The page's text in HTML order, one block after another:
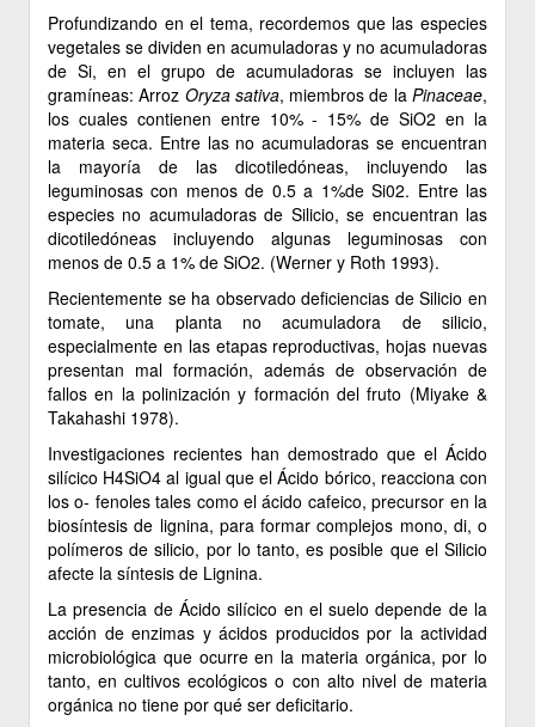
Profundizando en el tema, recordemos que las especies
vegetales se dividen en acumuladoras y no acumuladoras
de Si, en el grupo de acumuladoras se incluyen las
gramíneas: Arroz Oryza sativa, miembros de laPinaceae,
los cuales contienen entre 10% - 15% de SiO2 en la
materia seca. Entre las no acumuladoras se encuentran
la mayoría de las dicotiledóneas, incluyendo las
leguminosas con menos de 0.5 a 1%de Si02. Entre las
especies no acumuladoras de Silicio, se encuentran las
dicotiledóneas incluyendo algunas leguminosas con
menos de 0.5 a 1% de SiO2. (Werner y Roth 1993).
Recientemente se ha observado deficiencias de Silicio en
tomate, una planta no acumuladora de silicio,
especialmente en las etapas reproductivas, hojas nuevas
presentan mal formación, además de observación de
fallos en la polinización y formación del fruto (Miyake &
Takahashi 1978).
Investigaciones recientes han demostrado que el Ácido
silícico H4SiO4 al igual que el Ácido bórico, reacciona con
los o- fenoles tales como el ácido cafeico, precursor en la
biosíntesis de lignina, para formar complejos mono, di, o
polímeros de silicio, por lo tanto, es posible que el Silicio
afecte la síntesis de Lignina.
La presencia de Ácido silícico en el suelo depende de la
acción de enzimas y ácidos producidos por la actividad
microbiológica que ocurre en la materia orgánica, por lo
tanto, en cultivos ecológicos o con alto nivel de materia
orgánica no tiene por qué ser deficitario.